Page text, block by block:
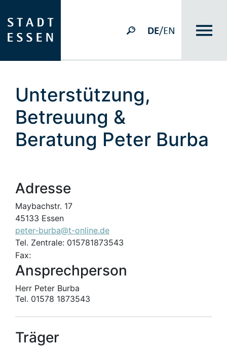
DE/EN
Unterstützung,
Betreuung &
Beratung Peter Burba
Adresse
Maybachstr. 17
45133 Essen
peter-burba@t-online.de
Tel. Zentrale: 015781873543
Fax:
Ansprechperson
Herr Peter Burba
Tel. 01578 1873543
Träger